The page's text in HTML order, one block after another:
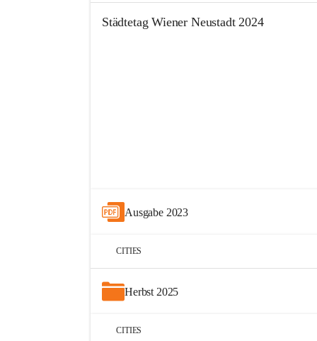
Städtetag Wiener Neustadt 2024
Ausgabe 2023
CITIES
Herbst 2025
CITIES